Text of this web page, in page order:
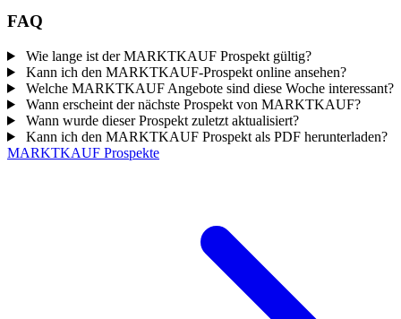
FAQ
Wie lange ist der MARKTKAUF Prospekt gültig?
Kann ich den MARKTKAUF-Prospekt online ansehen?
Welche MARKTKAUF Angebote sind diese Woche interessant?
Wann erscheint der nächste Prospekt von MARKTKAUF?
Wann wurde dieser Prospekt zuletzt aktualisiert?
Kann ich den MARKTKAUF Prospekt als PDF herunterladen?
MARKTKAUF Prospekte